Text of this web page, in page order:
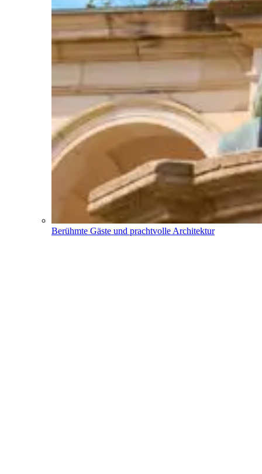
Berühmte Gäste und prachtvolle Architektur